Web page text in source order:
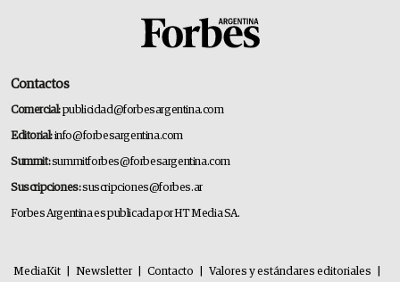
Contactos
Comercial:publicidad@forbesargentina.com
Editorial:info@forbesargentina.com
Summit:summitforbes@forbesargentina.com
Suscripciones:suscripciones@forbes.ar
Forbes Argentina es publicada por HT Media SA.
MediaKit Newsletter Contacto Valores y estándares editoriales